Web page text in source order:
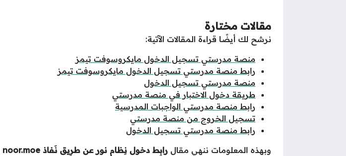
مقالات مختارة
نرشح لك أيضًا قراءة المقالات الآتية:
منصة مدرستي تسجيل الدخول مايكروسوفت تيمز
رابط منصة مدرستي تسجيل الدخول مايكروسوفت تيمز
منصة مدرستي تسجيل الدخول
طريقة دخول الاختبار في منصة مدرستي
رابط منصة مدرستي الواجبات المدرسية
تسجيل الخروج من منصة مدرستي
رابط منصة مدرستي تسجيل الدخول
وبهذه المعلومات ننهي مقال رابِط دخول نِظام نور عن طرِيق نَفاذ noor.moe